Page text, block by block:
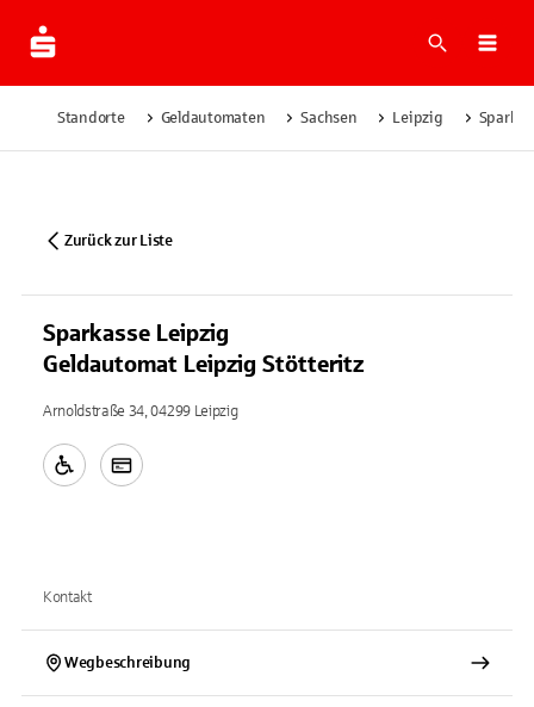
Suche
Standorte Geldautomaten Sachsen Leipzig
Zurück zur Liste
Sparkasse Leipzig
Geldautomat Leipzig Stötteritz
Arnoldstraße 34, 04299 Leipzig
Kontakt
Wegbeschreibung